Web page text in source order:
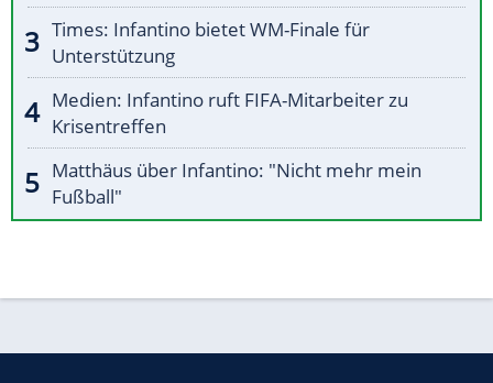
Times: Infantino bietet WM-Finale für
Unterstützung
Medien: Infantino ruft FIFA-Mitarbeiter zu
Krisentreffen
Matthäus über Infantino: "Nicht mehr mein
Fußball"